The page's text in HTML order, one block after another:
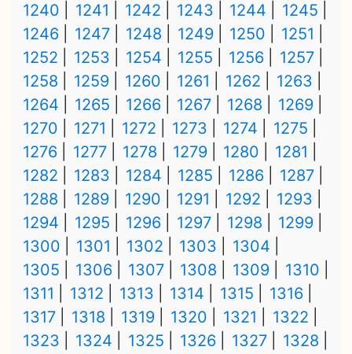
1240
1241 1242 1243 1244
1245
1246
1247 1248 1249 1250
1251
1252
1253 1254 1255 1256
1257
1258
1259 1260 1261 1262
1263
1264
1265 1266 1267 1268
1269
1270
1271 1272 1273 1274
1275
1276
1277 1278 1279 1280
1281
1282
1283 1284 1285 1286
1287
1288
1289 1290 1291 1292
1293
1294
1295 1296 1297 1298
1299
1300
1301 1302 1303
1304
1305
1306 1307 1308 1309
1310
1311
1312 1313 1314 1315
1316
1317
1318 1319 1320 1321
1322
1323
1324 1325 1326 1327
1328